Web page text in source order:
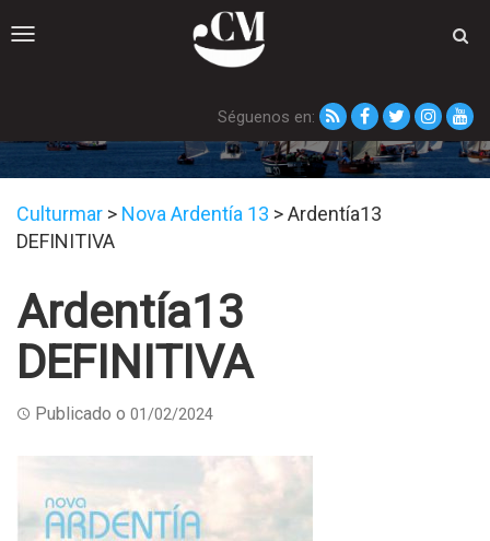
Toggle
Séguenos en:
Ardentía13 DEFINITIVA
Culturmar > Nova Ardentía 13 >Ardentía13
DEFINITIVA
Ardentía13
DEFINITIVA
Publicado o 01/02/2024